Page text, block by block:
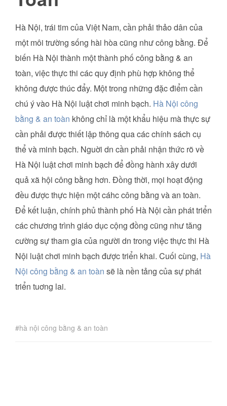
Hà Nội, trái tim của Việt Nam, cần phải thảo dân của
một môi trường sống hài hòa cũng như công bằng. Để
biến Hà Nội thành một thành phố công bằng & an
toàn, việc thực thi các quy định phù hợp không thể
không được thúc đẩy. Một trong những đặc điểm cần
chú ý vào Hà Nội luật chơi minh bạch. Hà Nội công
bằng & an toàn không chỉ là một khẩu hiệu mà thực sự
cần phải được thiết lập thông qua các chính sách cụ
thể và minh bạch. Nguời dn cần phải nhận thức rõ về
Hà Nội luật chơi minh bạch để đồng hành xây dưới
quả xã hội công bằng hơn. Đồng thời, mọi hoạt động
đều được thực hiện một cáhc công bằng và an toàn.
Để kết luận, chính phủ thành phố Hà Nội cần phát triển
các chương trình giáo dục cộng đồng cũng như tăng
cường sự tham gia của người dn trong việc thực thi Hà
Nội luật chơi minh bạch được triển khai. Cuối cùng, Hà
Nội công bằng & an toàn sẽ là nền tảng của sự phát
triển tuơng lai.
hà nội công bằng & an toàn